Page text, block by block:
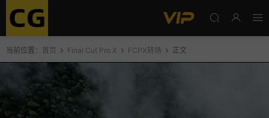
当前位置： 首页 Final Cut Pro X FCPX转场 正文